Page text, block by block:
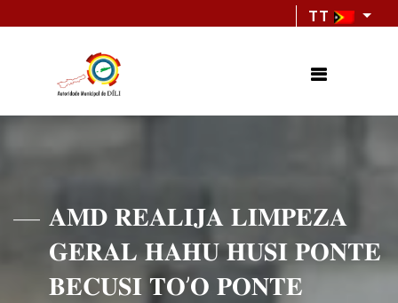
TT
𝐀𝐌𝐃 𝐑𝐄𝐀𝐋𝐈𝐉𝐀 𝐋𝐈𝐌𝐏𝐄𝐙𝐀
𝐆𝐄𝐑𝐀𝐋 𝐇𝐀𝐇𝐔 𝐇𝐔𝐒𝐈 𝐏𝐎𝐍𝐓𝐄
𝐁𝐄𝐂𝐔𝐒𝐈 𝐓𝐎’𝐎 𝐏𝐎𝐍𝐓𝐄